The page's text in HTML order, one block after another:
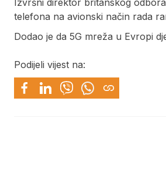
Izvršni direktor britanskog
telefona na avionski način rada
Dodao je da 5G mreža u Evropi
Podijeli vijest na: